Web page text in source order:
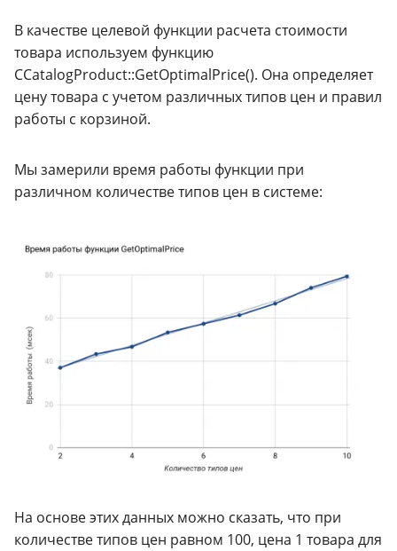
В качестве целевой функции расчета стоимости
товара используем функцию
CCatalogProduct::GetOptimalPrice(). Она определяет
цену товара с учетом различных типов цен и правил
работы с корзиной.
Мы замерили время работы функции при
различном количестве типов цен в системе:
На основе этих данных можно сказать, что при
количестве типов цен равном 100, цена 1 товара для